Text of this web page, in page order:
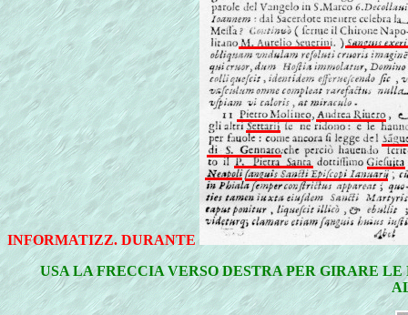
INFORMATIZZ. DURANTE
USA LA FRECCIA VERSO DESTRA PER GIRARE